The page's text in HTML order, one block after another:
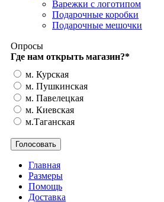
Варежки с логотипом
Подарочные коробки
Подарочные мешочки
Опросы
Где нам открыть магазин?*
м. Курская
м. Пушкинская
м. Павелецкая
м. Киевская
м.Таганская
Главная
Размеры
Помощь
Доставка